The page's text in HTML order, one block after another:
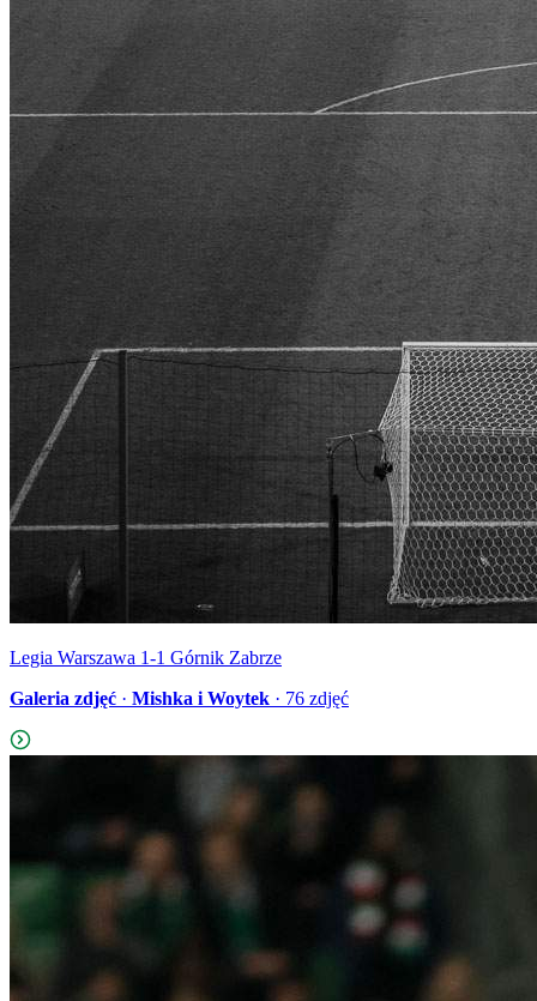
Legia Warszawa 1-1 Górnik Zabrze
Galeria zdjęć · Mishka i Woytek · 76 zdjęć